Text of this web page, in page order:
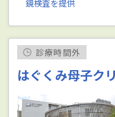
鏡検査を提供
診療時間外
はぐくみ母子ク